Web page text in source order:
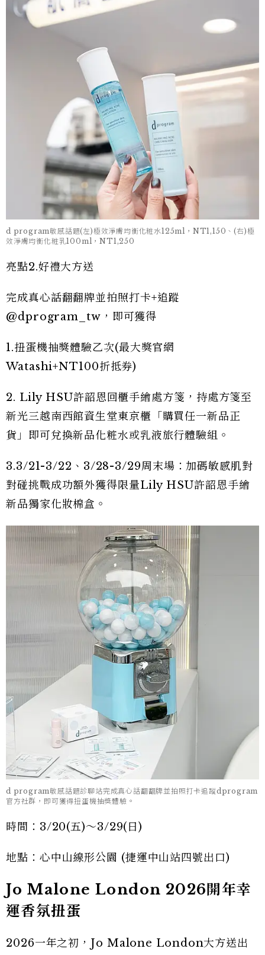
d program敏感話題(左)極效淨膚均衡化粧水125ml，NT1,150、(右)極
效淨膚均衡化粧乳100ml，NT1,250
亮點2.好禮大方送
完成真心話翻翻牌並拍照打卡+追蹤
@dprogram_tw，即可獲得
1.扭蛋機抽獎體驗乙次(最大獎官網
Watashi+NT100折抵券)
2. Lily HSU許韶恩回櫃手繪處方箋，持處方箋至
新光三越南西館資生堂東京櫃「購買任一新品正
貨」即可兌換新品化粧水或乳液旅行體驗組。
3.3/21-3/22、3/28-3/29周末場：加碼敏感肌對
對碰挑戰成功額外獲得限量Lily HSU許韶恩手繪
新品獨家化妝棉盒。
d program敏感話題診聊站完成真心話翻翻牌並拍照打卡追蹤dprogram
官方社群，即可獲得扭蛋機抽獎體驗。
時間：3/20(五)～3/29(日)
地點：心中山線形公園 (捷運中山站四號出口)
Jo Malone London 2026開年幸
運香氛扭蛋
2026一年之初，Jo Malone London大方送出